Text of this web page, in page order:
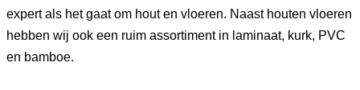
expert als het gaat om hout en vloeren. Naast houten vloeren
hebben wij ook een ruim assortiment in laminaat, kurk, PVC
en bamboe.